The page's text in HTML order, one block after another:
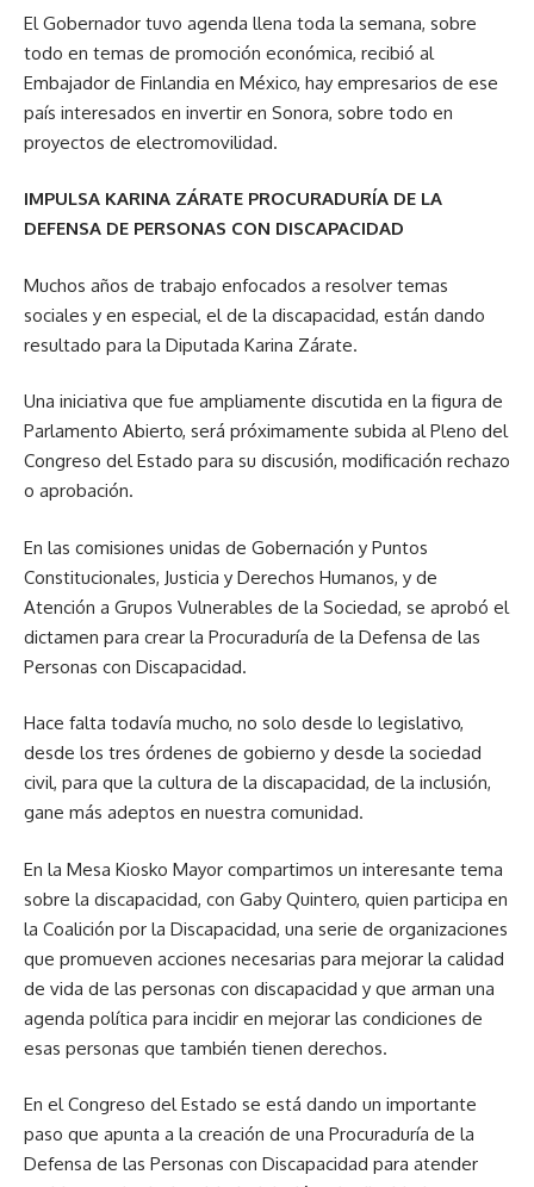
El Gobernador tuvo agenda llena toda la semana, sobre
todo en temas de promoción económica, recibió al
Embajador de Finlandia en México, hay empresarios de ese
país interesados en invertir en Sonora, sobre todo en
proyectos de electromovilidad.
IMPULSA KARINA ZÁRATE PROCURADURÍA DE LA
DEFENSA DE PERSONAS CON DISCAPACIDAD
Muchos años de trabajo enfocados a resolver temas
sociales y en especial, el de la discapacidad, están dando
resultado para la Diputada Karina Zárate.
Una iniciativa que fue ampliamente discutida en la figura de
Parlamento Abierto, será próximamente subida al Pleno del
Congreso del Estado para su discusión, modificación rechazo
o aprobación.
En las comisiones unidas de Gobernación y Puntos
Constitucionales, Justicia y Derechos Humanos, y de
Atención a Grupos Vulnerables de la Sociedad, se aprobó el
dictamen para crear la Procuraduría de la Defensa de las
Personas con Discapacidad.
Hace falta todavía mucho, no solo desde lo legislativo,
desde los tres órdenes de gobierno y desde la sociedad
civil, para que la cultura de la discapacidad, de la inclusión,
gane más adeptos en nuestra comunidad.
En la Mesa Kiosko Mayor compartimos un interesante tema
sobre la discapacidad, con Gaby Quintero, quien participa en
la Coalición por la Discapacidad, una serie de organizaciones
que promueven acciones necesarias para mejorar la calidad
de vida de las personas con discapacidad y que arman una
agenda política para incidir en mejorar las condiciones de
esas personas que también tienen derechos.
En el Congreso del Estado se está dando un importante
paso que apunta a la creación de una Procuraduría de la
Defensa de las Personas con Discapacidad para atender